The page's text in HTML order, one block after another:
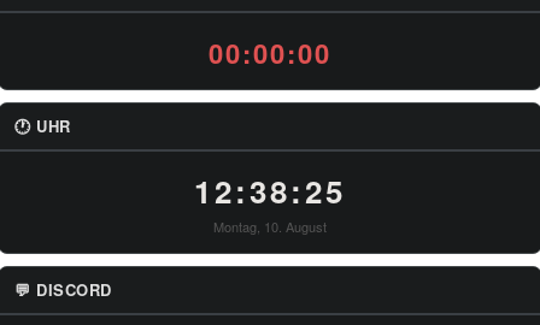
00:00:00
🕐 UHR
12:38:25
Montag, 10. August
💬 DISCORD